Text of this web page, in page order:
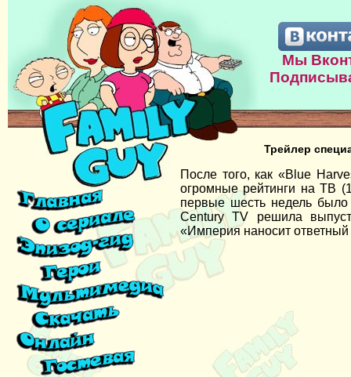
Мы
Трейлер
После того, как «Blue
огромные рейтинги на ТВ
первые шесть недель
Century TV решила
«Империя наносит